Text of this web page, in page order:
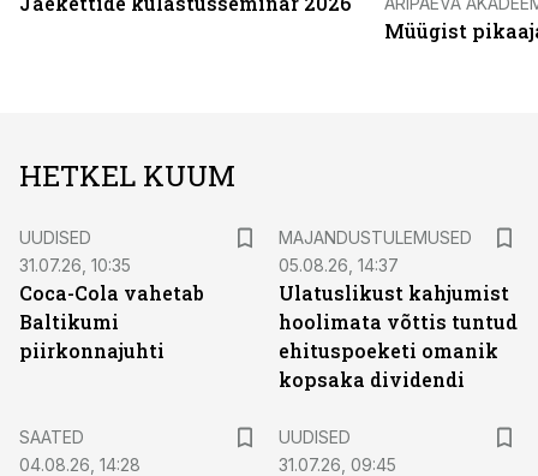
Müügist
HETKEL KUUM
UUDISED
31.07.26, 10:35
Coca-Cola vahetab
Baltikumi
piirkonnajuhti
MAJANDUSTULEMUSED
05.08.26, 14:37
Ulatuslikust kahjumist
hoolimata võttis tuntud
ehituspoeketi omanik
kopsaka dividendi
SAATED
04.08.26, 14:28
UUDISED
31.07.26, 09:45